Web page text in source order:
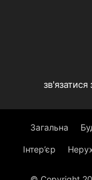
зв'язатися
Загальна
Інтер’єр